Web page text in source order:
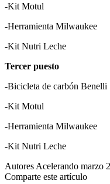
-Kit Motul
-Herramienta Milwaukee
-Kit Nutri Leche
Tercer puesto
-Bicicleta de carbón Benelli
-Kit Motul
-Herramienta Milwaukee
-Kit Nutri Leche
Autores Acelerando marzo
Comparte este artículo